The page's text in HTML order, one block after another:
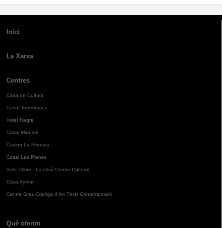
Inici
La Xarxa
Centres
Casa de Cultura
Casal Torreblanca
Xalet Negre
Casal Mira-sol
Casino La Floresta
Casal Les Planes
Sala Clavé - La Unió Centre Cultural
Casa Aymat
Centre Grau-Garriga d'Art Tèxtil Contemporani
Què oferim